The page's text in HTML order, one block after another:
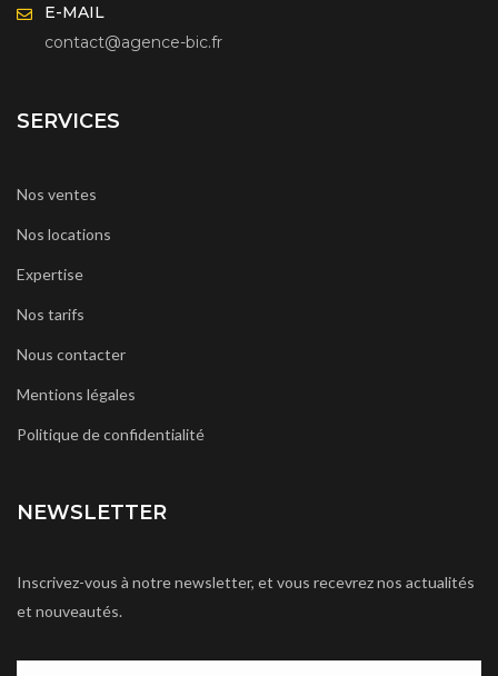
E-MAIL
contact@agence-bic.fr
SERVICES
Nos ventes
Nos locations
Expertise
Nos tarifs
Nous contacter
Mentions légales
Politique de confidentialité
NEWSLETTER
Inscrivez-vous à notre newsletter, et vous recevrez nos actualités
et nouveautés.